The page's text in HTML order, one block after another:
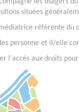
situées
référente du
personne et il/elle
l'accès aux droits